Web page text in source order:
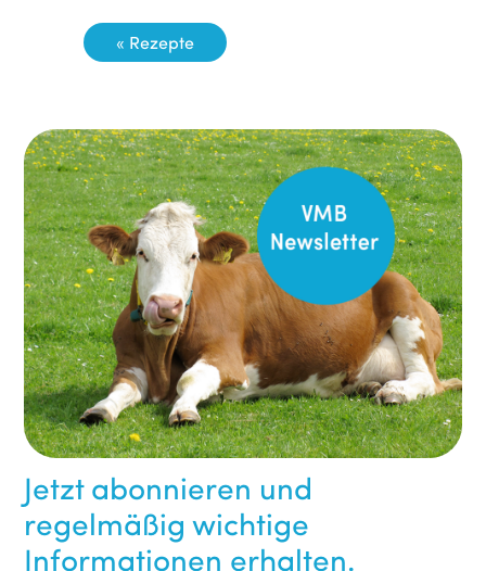
« Rezepte
Jetzt abonnieren und
regelmäßig wichtige
Informationen erhalten.